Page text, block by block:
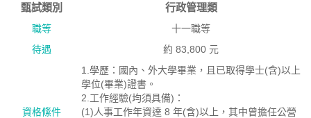
甄試類別 行政管理類
職等
十一職等
待遇
約 83,800 元
資格絛件
1.學歷：國內、外大學畢業，且已取得學士(含)以上
學位(畢業)證書。
2.工作經驗(均須具備)：
(1)人事工作年資達 8 年(含)以上，其中曾擔任公營